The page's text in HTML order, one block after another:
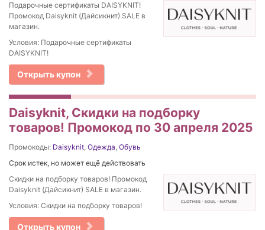
Подарочные сертификаты DAISYKNIT!
Промокод Daisyknit (Дайсикнит) SALE в
магазин.
Условия: Подарочные сертификаты
DAISYKNIT!
Открыть купон
Daisyknit, Скидки на подборку
товаров! Промокод по 30 апреля 2025
Промокоды: Daisyknit, Одежда, Обувь
Срок истек, но может ещё действовать
Скидки на подборку товаров! Промокод
Daisyknit (Дайсикнит) SALE в магазин.
Условия: Скидки на подборку товаров!
Открыть купон